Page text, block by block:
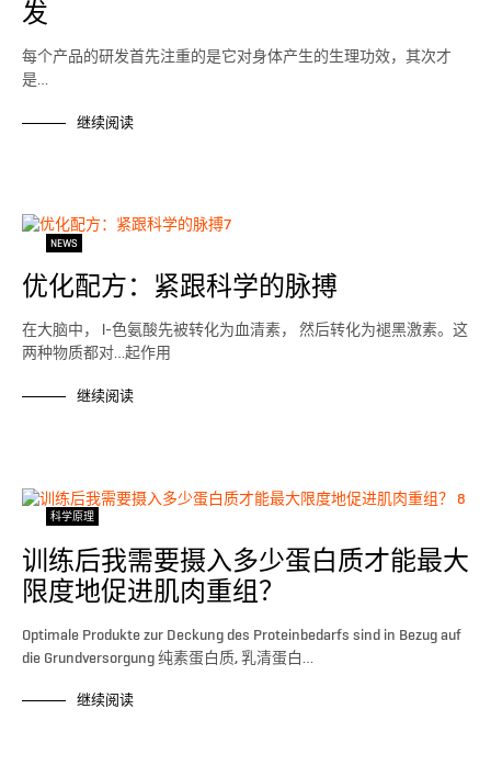
发
每个产品的研发首先注重的是它对身体产生的生理功效，其次才
是…
继续阅读
NEWS
优化配方：紧跟科学的脉搏
在大脑中， l-色氨酸先被转化为血清素， 然后转化为褪黑激素。这
两种物质都对…起作用
继续阅读
科学原理
训练后我需要摄入多少蛋白质才能最大
限度地促进肌肉重组？
Optimale Produkte zur Deckung des Proteinbedarfs sind in Bezug auf
die Grundversorgung 纯素蛋白质, 乳清蛋白…
继续阅读